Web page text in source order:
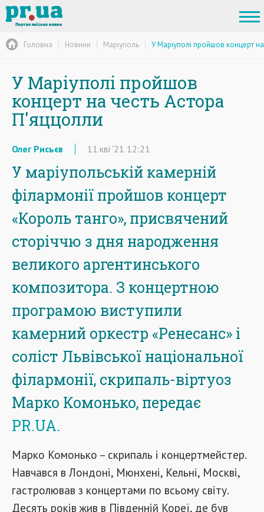
Головна Новини Маріуполь У Маріуполі пройшов концерт
У Маріуполі пройшов
концерт на честь Астора
П'яццолли
Олег Рисьєв 11 кві '21 12:21
У маріупольській камерній
філармонії пройшов концерт
«Король танго», присвячений
сторіччю з дня народження
великого аргентинського
композитора. З концертною
програмою виступили
камерний оркестр «Ренесанс» і
соліст Львівської національної
філармонії, скрипаль-віртуоз
Марко Комонько, передає
PR.UA.
Марко Комонько – скрипаль і концертмейстер.
Навчався в Лондоні, Мюнхені, Кельні, Москві,
гастролював з концертами по всьому світу.
Десять років жив в Південній Кореї, де був